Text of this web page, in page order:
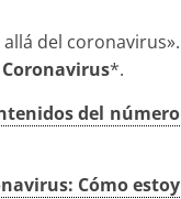
del coronavirus».
*.
del número
Cómo estoy